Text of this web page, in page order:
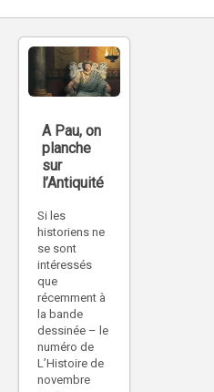
A Pau, on
planche
sur
l’Antiquité
Si les
historiens ne
se sont
intéressés
que
récemment à
la bande
dessinée – le
numéro de
L’Histoire de
novembre